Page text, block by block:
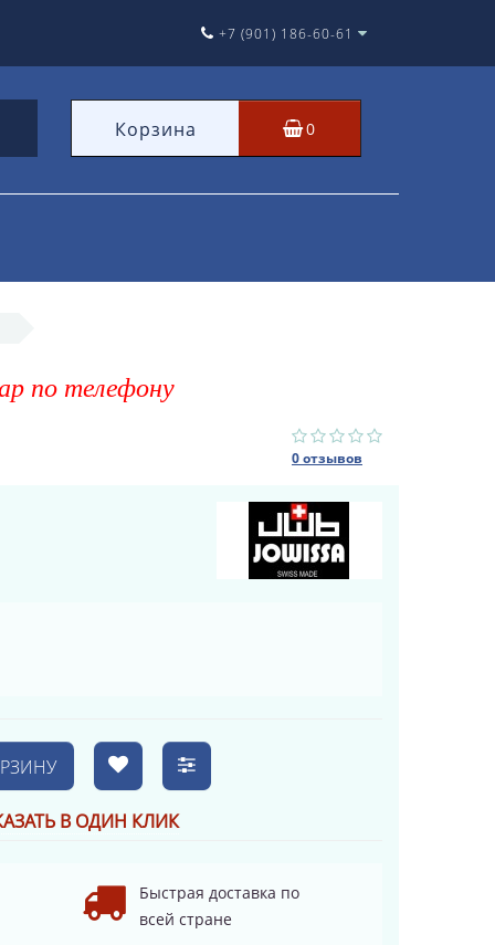
+7 (901) 186-60-61
Корзина 0
по телефону
0 отзывов
В ОДИН КЛИК
Быстрая доставка по
всей стране